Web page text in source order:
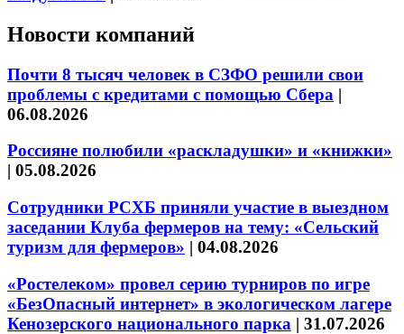
Новости компаний
Почти 8 тысяч человек в СЗФО решили свои
проблемы с кредитами с помощью Сбера |
06.08.2026
Россияне полюбили «раскладушки» и «книжки»
| 05.08.2026
Сотрудники РСХБ приняли участие в выездном
заседании Клуба фермеров на тему: «Сельский
туризм для фермеров» | 04.08.2026
«Ростелеком» провел серию турниров по игре
«БезОпасный интернет» в экологическом лагере
Кенозерского национального парка | 31.07.2026